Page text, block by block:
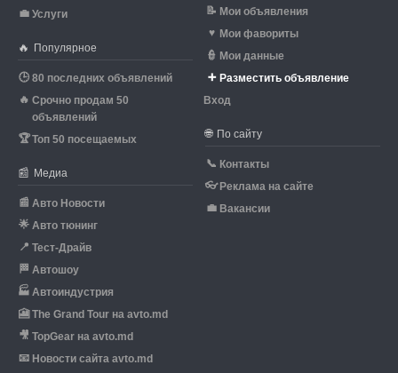
💼 Услуги
🔥 Популярное
🕒 80 последних объявлений
🔥 Срочно продам 50
объявлений
🏆Топ 50 посещаемых
📰 Медиа
📰 Авто Новости
🌟 Авто тюнинг
📍 Тест-Драйв
🏁 Автошоу
🏭 Автоиндустрия
🎦 The Grand Tour на avto.md
🎥 TopGear на avto.md
📧 Новости сайта avto.md
📝 Мои объявления
♥ Мои фавориты
👮 Мои данные
➕ Разместить объявление
Вход
🌐 По сайту
📞 Контакты
👓 Реклама на сайте
💼 Вакансии